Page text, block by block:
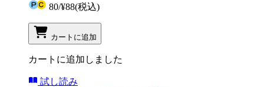
80/¥88(税込)
カートに追加
カートに追加しました
試し読み